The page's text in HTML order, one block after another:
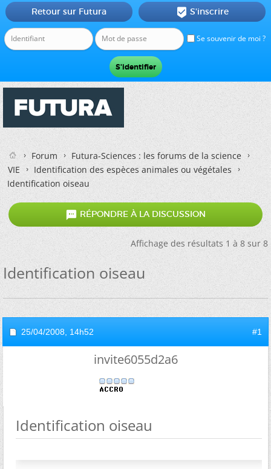
Se souvenir de moi ?
Retour sur Futura  S'inscrire
Forum
Futura-Sciences : les forums de la science
VIE
Identification des espèces animales ou végétales
Identification oiseau
 RÉPONDRE À LA DISCUSSION
Affichage des résultats 1 à 8 sur 8
Identification oiseau
25/04/2008, 14h52 #1
invite6055d2a6
Identification oiseau